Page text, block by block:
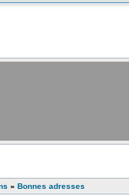
» Bonnes adresses